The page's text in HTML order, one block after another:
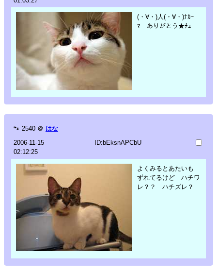
(・∀・)人(・∀・)ﾅｶｰ
ﾏ ありがとう★ﾁｭ
🐾 2540 ＠ はな
2006-11-15
02:12:25
ID:bEksnAPCbU
よくみるとあたいも
ずれてるけど ハチワ
レ？？ ハチズレ？